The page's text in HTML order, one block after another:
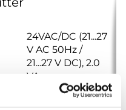
24VAC/DC (21...27
V AC 50Hz /
21...27 V DC), 2.0
VA